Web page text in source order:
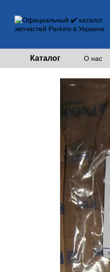
Каталог О нас